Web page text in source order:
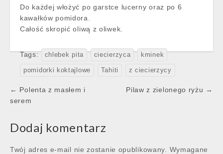
Do każdej włożyć po garstce lucerny oraz po 6
kawałków pomidora.
Całość skropić oliwą z oliwek.
Tags: chlebek pita ciecierzyca kminek
pomidorki koktajlowe Tahiti z ciecierzycy
Post
navigation
← Polenta z masłem i
serem
Pilaw z zielonego ryżu →
Dodaj komentarz
Twój adres e-mail nie zostanie opublikowany.
Wymagane